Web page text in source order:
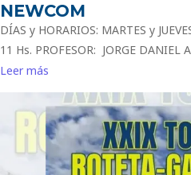
NEWCOM
DÍAS y HORARIOS: MARTES y
11 Hs. PROFESOR: JORGE DANIEL
Leer más